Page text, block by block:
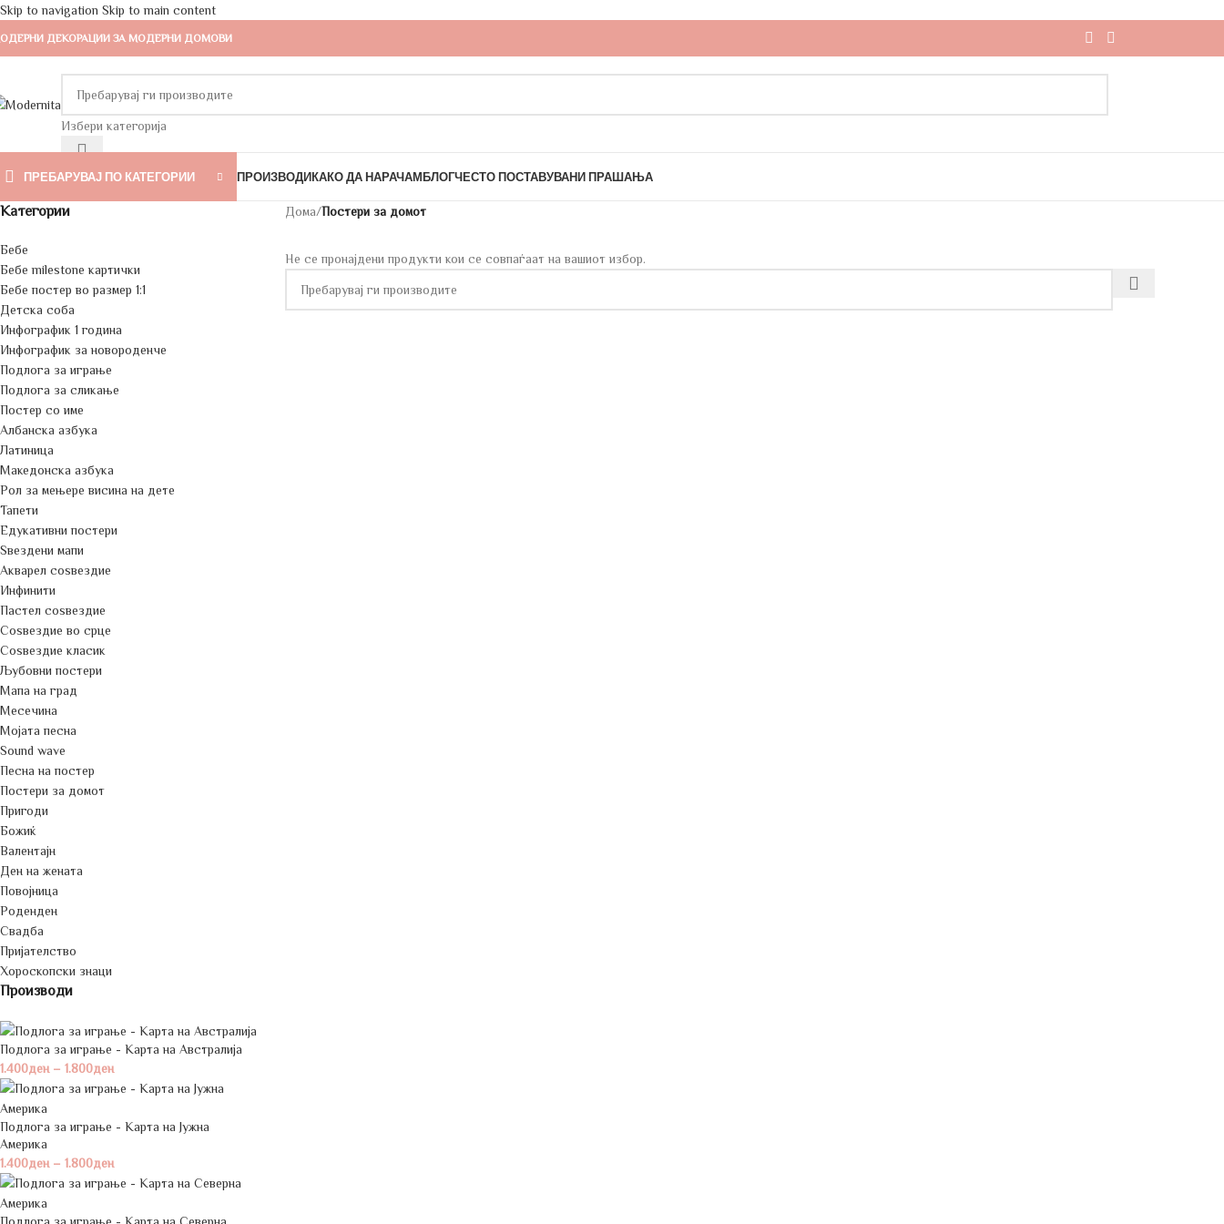
Skip to navigation Skip to main content
ДЕКОРАЦИИ ЗА МОДЕРНИ ДОМОВИ
Избери категорија
ПРЕБАРУВАЈ ПО КАТЕГОРИИ ПРОИЗВОДИКАКО ДА НАРАЧАМБЛОГЧЕСТО ПОСТАВУВАНИ ПРАШАЊА
Категории
Бебе
Бебе milestone картички
Бебе постер во размер 1:1
Детска соба
Инфографик 1 година
Инфографик за новороденче
Подлога за играње
Подлога за сликање
Постер со име
Албанска азбука
Латиница
Македонска азбука
Рол за мењере висина на дете
Тапети
Едукативни постери
Ѕвездени мапи
Акварел соѕвездие
Инфинити
Пастел соѕвездие
Соѕвездие во срце
Соѕвездие класик
Љубовни постери
Мапа на град
Месечина
Мојата песна
Sound wave
Песна на постер
Постери за домот
Пригоди
Божиќ
Валентајн
Ден на жената
Повојница
Роденден
Свадба
Пријателство
Хороскопски знаци
Производи
Подлога за играње - Карта на Австралија
1.400ден – 1.800ден
Подлога за играње - Карта на Јужна
Америка
1.400ден – 1.800ден
Подлога за играње - Карта на Северна
Дома/Постери за домот
Не се пронајдени продукти кои се совпаѓаат на вашиот избор.